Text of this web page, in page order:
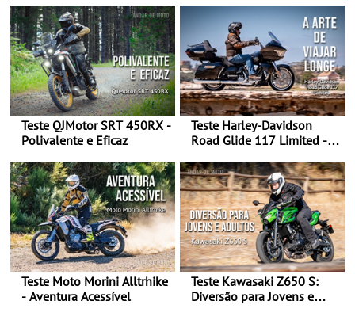
Teste QJMotor SRT 450RX -
Polivalente e Eficaz
Teste Harley-Davidson
Road Glide 117 Limited - A
Teste Moto Morini Alltrhike
- Aventura Acessível
Teste Kawasaki Z650 S:
Diversão para Jovens e